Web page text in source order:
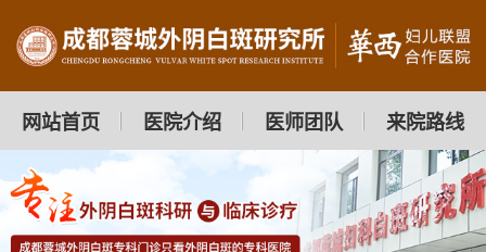
网站首页 医院介绍 医师团队 来院路线